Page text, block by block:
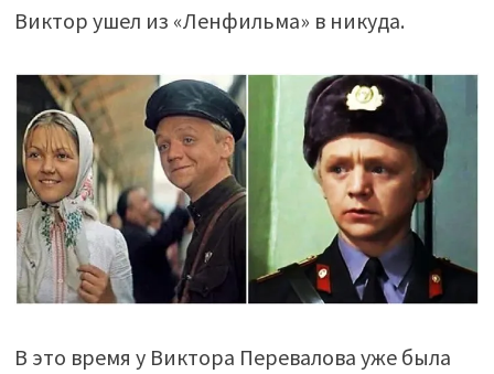
Виктор ушел из «Ленфильма» в никуда.
В это время у Виктора Перевалова уже была